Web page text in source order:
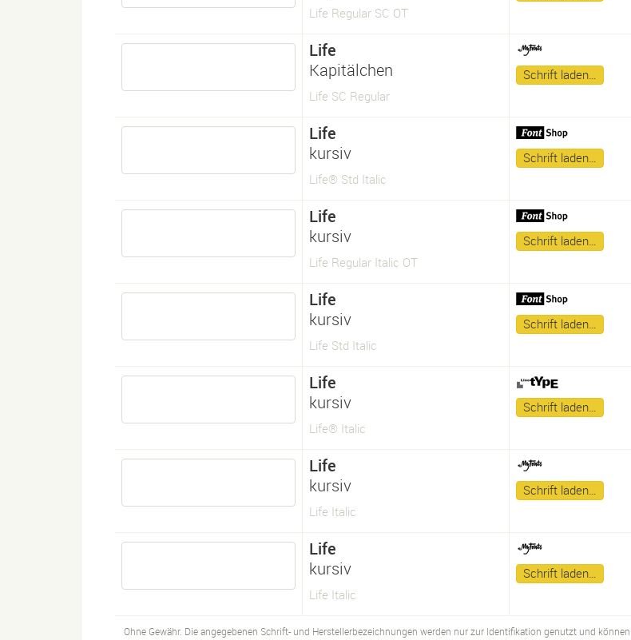
Life Regular SC OT
Life
Kapitälchen
Life SC Regular
Schrift laden…
Life
kursiv
Life® Std Italic
Schrift laden…
Life
kursiv
Life Regular Italic OT
Schrift laden…
Life
kursiv
Life Std Italic
Schrift laden…
Life
kursiv
Life® Italic
Schrift laden…
Life
kursiv
Life Italic
Schrift laden…
Life
kursiv
Life Italic
Schrift laden…
Ohne Gewähr. Die angegebenen Schrift- und Herstellerbezeichnungen werden nur zur Identifikation genutzt und können